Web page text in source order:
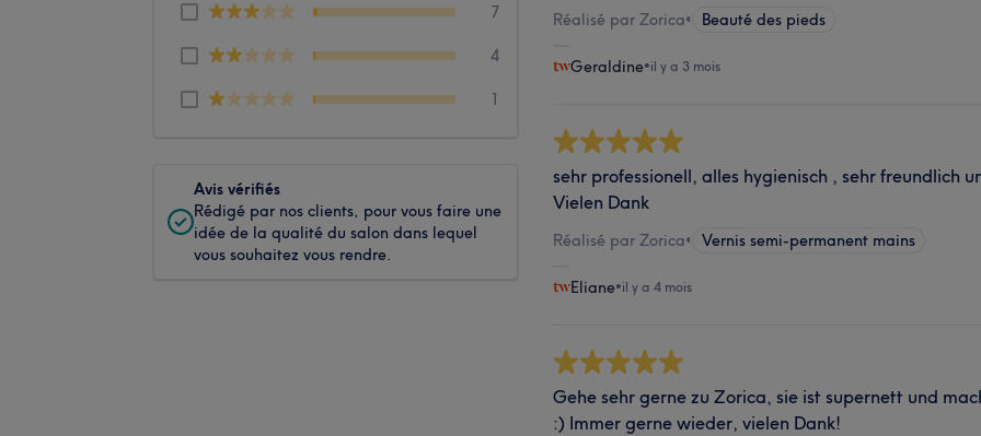
7
4
1
Avis vérifiés
Rédigé par nos clients, pour vous faire une
idée de la qualité du salon dans lequel
vous souhaitez vous rendre.
Réalisé par Zorica• Beauté des pieds
Geraldine•il y a 3 mois
sehr professionell, alles hygienisch , sehr freundlich
Vielen Dank
Réalisé par Zorica• Vernis semi-permanent mains
Eliane•il y a 4 mois
Gehe sehr gerne zu Zorica, sie ist supernett und
:) Immer gerne wieder, vielen Dank!